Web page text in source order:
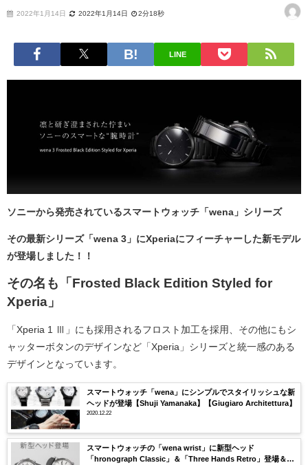
2022年1月14日 2022年1月14日 2分18秒
LINE
ソニーから発売されているスマートウォッチ「wena」シリーズ
その最新シリーズ「wena 3」にXperiaにフィーチャーした新モデル
が登場しました！！
その名も「Frosted Black Edition Styled for
Xperia」
「Xperia 1 Ⅲ」にも採用されるフロスト加工を採用、その他にもシ
ャッターボタンのデザインなど「Xperia」シリーズと統一感のある
デザインとなっています。
スマートウォッチ「wena」にシンプルでスタイリッシュな新
ヘッドが登場【Shuji Yamanaka】【Giugiaro Architettura】
2020.12.22
スマートウォッチの「wena wrist」に新型ヘッド
「hronograph Classic」＆「Three Hands Retro」登場＆先